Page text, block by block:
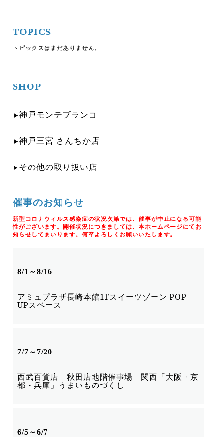
TOPICS
トピックスはまだありません。
SHOP
▸神戸モンテブランコ
▸神戸三宮 さんちか店
▸その他の取り扱い店
催事のお知らせ
新型コロナウィルス感染症の状況次第では、催事が中止になる可能
性がございます。開催状況につきましては、本ホームページにてお
知らせしてまいります。何卒よろしくお願いいたします。
8/1～8/16
アミュプラザ長崎本館1Fスイーツゾーン POP
UPスペース
7/7～7/20
西武百貨店 秋田店地階催事場 関西「大阪・京
都・兵庫」うまいものづくし
6/5～6/7